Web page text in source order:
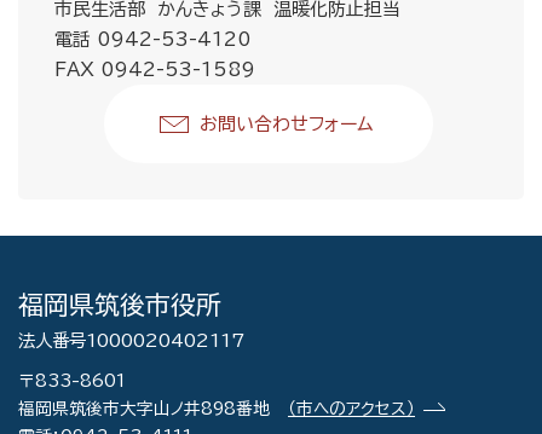
市民生活部 かんきょう課 温暖化防止担当
電話 0942-53-4120
FAX 0942-53-1589
お問い合わせフォーム
福岡県筑後市役所
法人番号1000020402117
〒833-8601
福岡県筑後市大字山ノ井898番地
（市へのアクセス）